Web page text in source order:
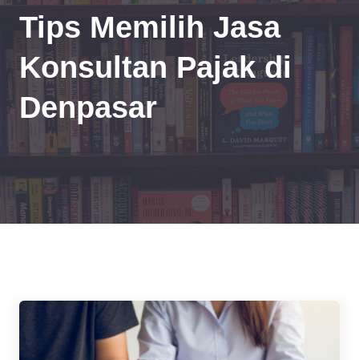
Tips Memilih Jasa
Konsultan Pajak di
Denpasar